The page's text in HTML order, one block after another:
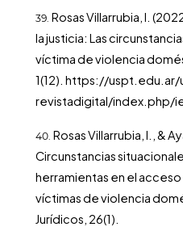
Rosas Villarrubia, I.
la justicia: Las
víctima de violencia
1(12). https://uspt.edu.ar/
revistadigital/index.php/
Rosas Villarrubia, I., &
Circunstancias
herramientas en el acceso
víctimas de violencia
Jurídicos, 26(1).